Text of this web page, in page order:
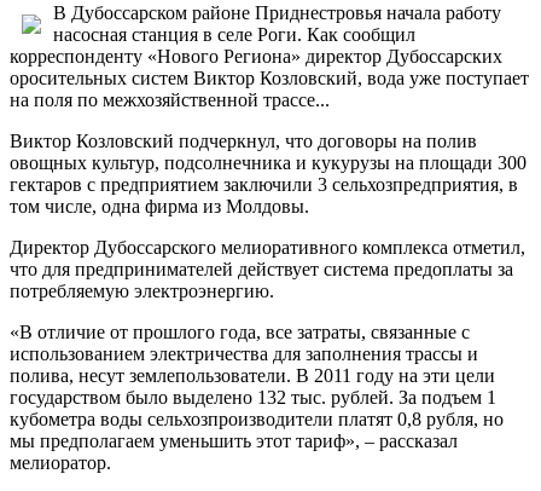
В Дубоссарском районе Приднестровья начала работу
насосная станция в селе Роги. Как сообщил
корреспонденту «Нового Региона» директор Дубоссарских
оросительных систем Виктор Козловский, вода уже поступает
на поля по межхозяйственной трассе...
Виктор Козловский подчеркнул, что договоры на полив
овощных культур, подсолнечника и кукурузы на площади 300
гектаров с предприятием заключили 3 сельхозпредприятия, в
том числе, одна фирма из Молдовы.
Директор Дубоссарского мелиоративного комплекса отметил,
что для предпринимателей действует система предоплаты за
потребляемую электроэнергию.
«В отличие от прошлого года, все затраты, связанные с
использованием электричества для заполнения трассы и
полива, несут землепользователи. В 2011 году на эти цели
государством было выделено 132 тыс. рублей. За подъем 1
кубометра воды сельхозпроизводители платят 0,8 рубля, но
мы предполагаем уменьшить этот тариф», – рассказал
мелиоратор.